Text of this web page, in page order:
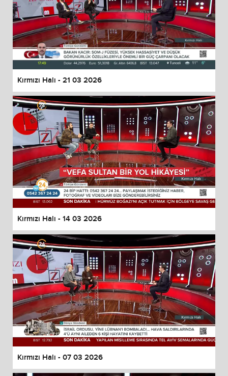
Kırmızı Halı - 21 03 2026
Kırmızı Halı - 14 03 2026
Kırmızı Halı - 07 03 2026